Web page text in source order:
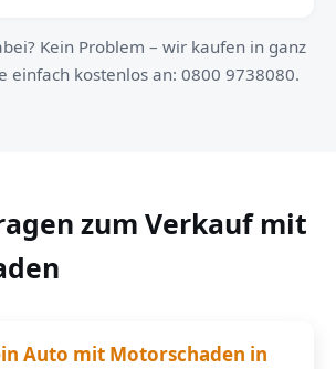
Kein Problem – wir kaufen in ganz
einfach kostenlos an: 0800 9738080.
zum Verkauf mit
Auto mit Motorschaden in